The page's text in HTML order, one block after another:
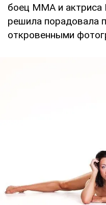
боец ММА и актриса
решила порадовала
откровенными